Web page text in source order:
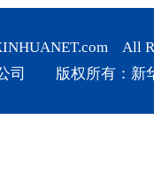
All
司 版权所有：新